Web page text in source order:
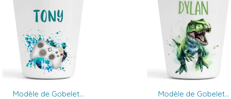
Modèle de Gobelet...
Modèle de Gobelet...